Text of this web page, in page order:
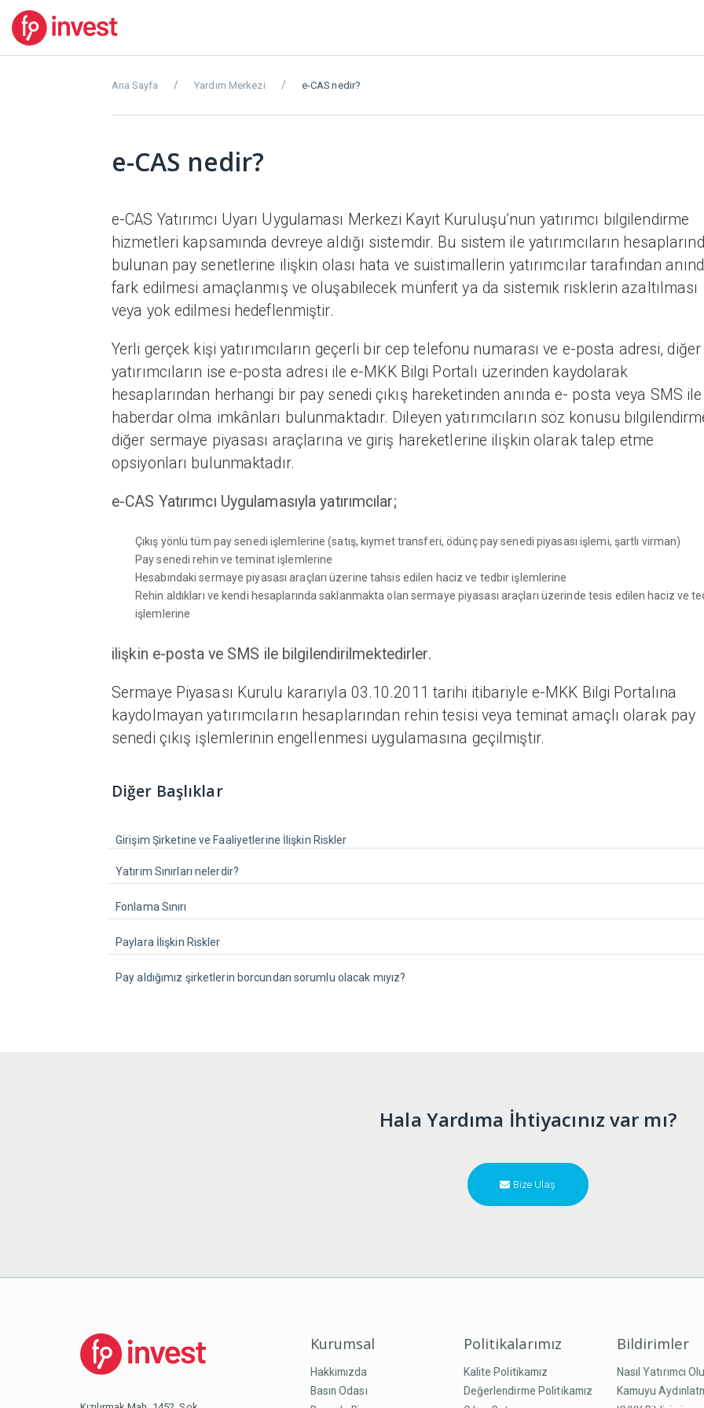
Ana Sayfa Yardım Merkezi e-CAS nedir?
e-CAS nedir?
e-CAS Yatırımcı Uyarı Uygulaması Merkezi Kayıt Kuruluşu’nun yatırımcı bilgilendirme
hizmetleri kapsamında devreye aldığı sistemdir. Bu sistem ile yatırımcıların
bulunan pay senetlerine ilişkin olası hata ve suistimallerin yatırımcılar tarafından
fark edilmesi amaçlanmış ve oluşabilecek münferit ya da sistemik risklerin azaltılması
veya yok edilmesi hedeflenmiştir.
Yerli gerçek kişi yatırımcıların geçerli bir cep telefonu numarası ve e-posta adresi, diğer
yatırımcıların ise e-posta adresi ile e-MKK Bilgi Portalı üzerinden kaydolarak
hesaplarından herhangi bir pay senedi çıkış hareketinden anında e- posta veya SMS ile
haberdar olma imkânları bulunmaktadır. Dileyen yatırımcıların söz konusu
diğer sermaye piyasası araçlarına ve giriş hareketlerine ilişkin olarak talep etme
opsiyonları bulunmaktadır.
e-CAS Yatırımcı Uygulamasıyla yatırımcılar;
Çıkış yönlü tüm pay senedi işlemlerine (satış, kıymet transferi, ödünç pay senedi piyasası işlemi, şartlı virman)
Pay senedi rehin ve teminat işlemlerine
Hesabındaki sermaye piyasası araçları üzerine tahsis edilen haciz ve tedbir işlemlerine
Rehin aldıkları ve kendi hesaplarında saklanmakta olan sermaye piyasası araçları üzerinde tesis edilen haciz ve
işlemlerine
ilişkin e-posta ve SMS ile bilgilendirilmektedirler.
Sermaye Piyasası Kurulu kararıyla 03.10.2011 tarihi itibariyle e-MKK Bilgi Portalına
kaydolmayan yatırımcıların hesaplarından rehin tesisi veya teminat amaçlı olarak pay
senedi çıkış işlemlerinin engellenmesi uygulamasına geçilmiştir.
Diğer Başlıklar
Girişim Şirketine ve Faaliyetlerine İlişkin Riskler
Yatırım Sınırları nelerdir?
Fonlama Sınırı
Paylara İlişkin Riskler
Pay aldığımız şirketlerin borcundan sorumlu olacak mıyız?
Hala Yardıma İhtiyacınız var mı?
Bize Ulaş
Kurumsal
Hakkımızda
Basın Odası
Politikalarımız
Kalite Politikamız
Değerlendirme Politikamız
Bildirimler
Nasıl Yatırımcı
Kamuyu